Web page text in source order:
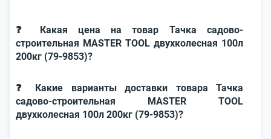
❓ Какая цена на товар Тачка садово-
строительная MASTER TOOL двухколесная 100л
200кг (79-9853)?
❓ Какие варианты доставки товара Тачка
садово-строительная MASTER TOOL
двухколесная 100л 200кг (79-9853)?